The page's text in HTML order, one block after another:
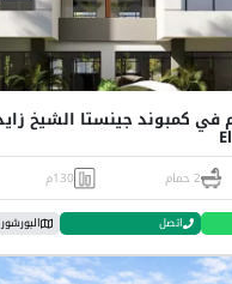
2 حمام 130م
اتصل البورشور